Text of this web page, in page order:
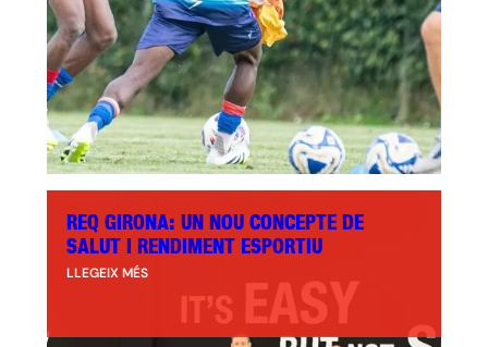
REQ GIRONA: UN NOU CONCEPTE DE
SALUT I RENDIMENT ESPORTIU
LLEGEIX MÉS